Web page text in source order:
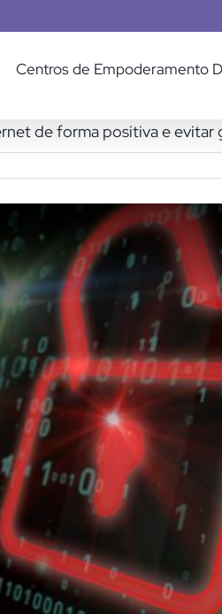
Centros de Empoderamento
de forma positiva e evitar